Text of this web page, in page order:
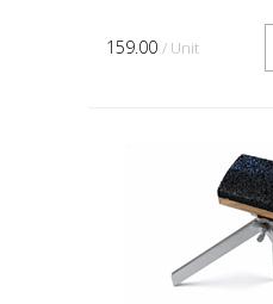
159.00 / Unit